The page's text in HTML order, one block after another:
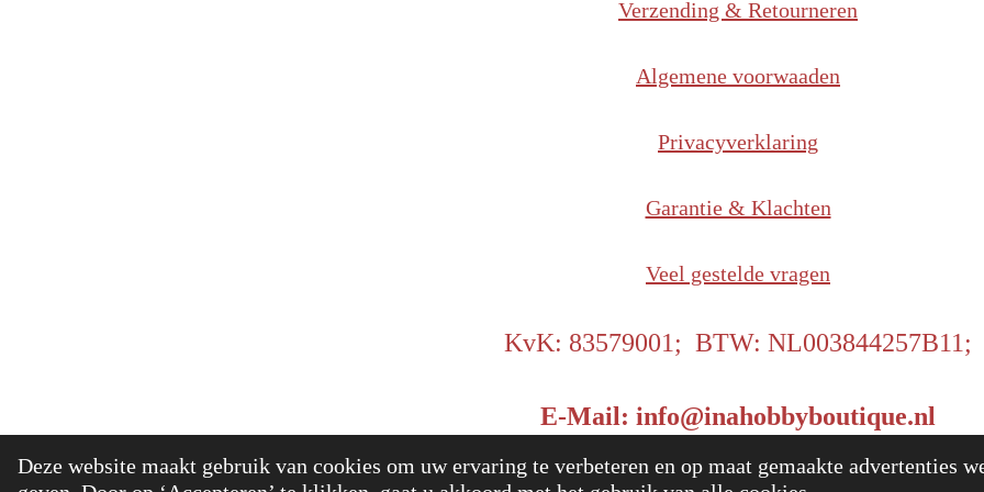
Deze website maakt gebruik van cookies om uw ervaring te verbeteren en op maat gemaakte advertenties
Verzending & Retourneren
Algemene voorwaaden
Privacyverklaring
Garantie & Klachten
Veel gestelde vragen
KvK: 83579001; BTW: NL003844257B11;
E-Mail: info@inahobbyboutique.nl
© 2021 - 2025 InaHobbyBoutique